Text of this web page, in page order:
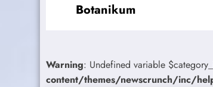
Botanikum
Warning: Undefined variable
content/themes/newscrunch/inc/